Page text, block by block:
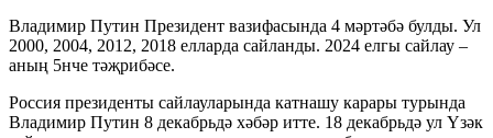
Владимир Путин Президент вазифасында 4 мәртәбә булды. Ул
2000, 2004, 2012, 2018 елларда сайланды. 2024 елгы сайлау –
аның 5нче тәҗрибәсе.
Россия президенты сайлауларында катнашу карары турында
Владимир Путин 8 декабрьдә хәбәр итте. 18 декабрьдә ул Үзәк